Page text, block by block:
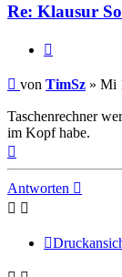
Re: Klausur
Beitrag
von TimSz » Mi
Taschenrechner
im Kopf habe.
Antworten